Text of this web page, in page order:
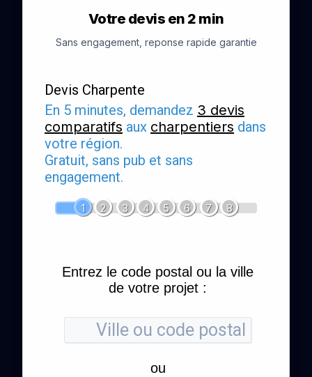
Votre devis en 2 min
Sans engagement, reponse rapide garantie
Devis Charpente
En 5 minutes, demandez 3 devis
comparatifs aux charpentiers dans
votre région.
Gratuit, sans pub et sans
engagement.
1 2 3 4 5 6 7 8
Entrez le code postal ou la ville
de votre projet :
ou